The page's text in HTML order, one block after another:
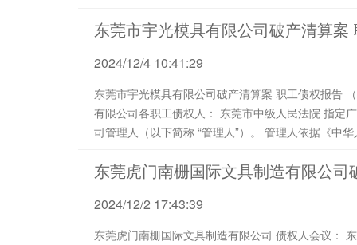
东莞市宇光模具有限公司破产清算案
2024/12/4 10:41:29
东莞市宇光模具有限公司破产清算案 职工债权报告 （ 20 2 4）宇光破管字第Z 0 13号 东莞市宇光模具
有限公司各职工债权人： 东莞市中级人民法院 指定广东陈梁永钜律师事务所担任东莞市宇光模具有限公
司管理人（以下简称 “管理人”）。 管理人依据《中华人民共和国企业破产法》第四十八条 “债务人所欠
东莞虎门南栅国际文具制造有限公
2024/12/2 17:43:39
东莞虎门南栅国际文具制造有限公司 债权人会议： 东莞市中级人民法院指定广东陈梁永钜律师事务所为 东莞